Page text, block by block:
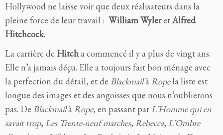
Hollywood ne laisse voir que deux réalisateurs dans la
pleine force de leur travail : William WyleretAlfred
Hitchcock.
La carrière de Hitcha commencé il y a plus de vingt ans.
Elle n’a jamais déçu. Elle a toujours fait bon ménage avec
la perfection du détail, et de BlackmailàRopela liste est
longue des images et des angoisses que nous n’oublierons
pas. De BlackmailàRope, en passant parL’Homme qui en
savait trop, Les Trente-neuf marches, Rebecca, L’Ombre